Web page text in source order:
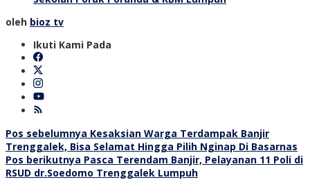
oleh bioz tv
Ikuti Kami Pada
Navigasi
pos
Pos sebelumnya Kesaksian Warga Terdampak Banjir
Trenggalek, Bisa Selamat Hingga Pilih Nginap Di Basarnas
Pos berikutnya Pasca Terendam Banjir, Pelayanan 11 Poli di
RSUD dr.Soedomo Trenggalek Lumpuh